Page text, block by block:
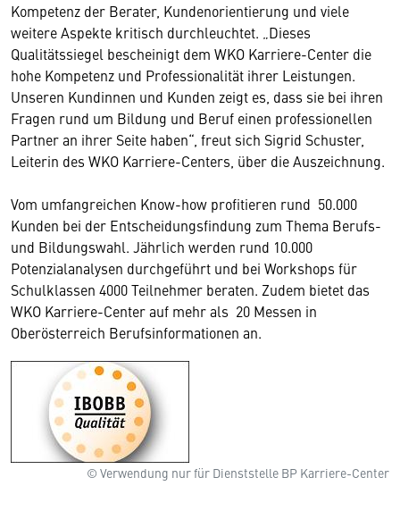
Kompetenz der Berater, Kundenorientierung und viele
weitere Aspekte kritisch durchleuchtet. „Dieses
Qualitätssiegel bescheinigt dem WKO Karriere-Center die
hohe Kompetenz und Professionalität ihrer Leistungen.
Unseren Kundinnen und Kunden zeigt es, dass sie bei ihren
Fragen rund um Bildung und Beruf einen professionellen
Partner an ihrer Seite haben“, freut sich Sigrid Schuster,
Leiterin des WKO Karriere-Centers, über die Auszeichnung.
Vom umfangreichen Know-how profitieren rund 50.000
Kunden bei der Entscheidungsfindung zum Thema Berufs-
und Bildungswahl. Jährlich werden rund 10.000
Potenzialanalysen durchgeführt und bei Workshops für
Schulklassen 4000 Teilnehmer beraten. Zudem bietet das
WKO Karriere-Center auf mehr als 20 Messen in
Oberösterreich Berufsinformationen an.
© Verwendung nur für Dienststelle BP Karriere-Center